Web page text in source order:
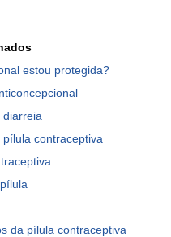
estou protegida?
diarreia
contraceptiva
da pílula contraceptiva